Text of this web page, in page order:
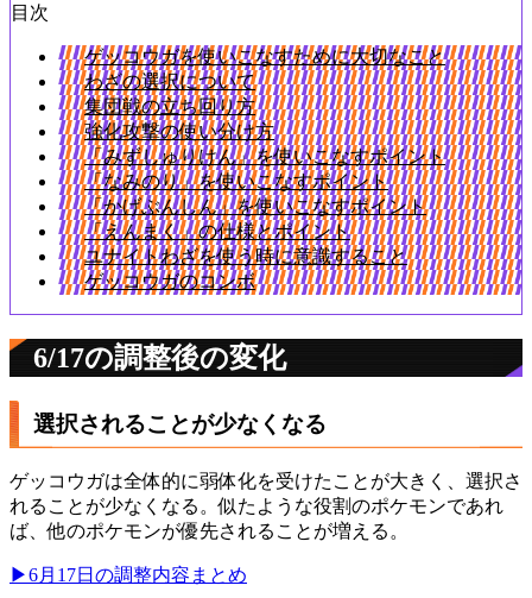
目次
ゲッコウガを使いこなすために大切なこと
わざの選択について
集団戦の立ち回り方
強化攻撃の使い分け方
「みずしゅりけん」を使いこなすポイント
「なみのり」を使いこなすポイント
「かげぶんしん」を使いこなすポイント
「えんまく」の仕様とポイント
ユナイトわざを使う時に意識すること
ゲッコウガのコンボ
6/17の調整後の変化
選択されることが少なくなる
ゲッコウガは全体的に弱体化を受けたことが大きく、選択さ
れることが少なくなる。似たような役割のポケモンであれ
ば、他のポケモンが優先されることが増える。
▶︎6月17日の調整内容まとめ